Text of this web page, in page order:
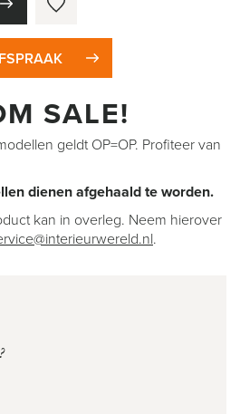
SALE!
geldt OP=OP. Profiteer van
dienen afgehaald te worden.
kan in overleg. Neem hierover
.